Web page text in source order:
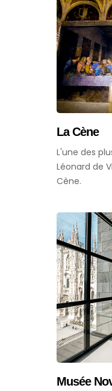
La Cène
L'une des
Léonard de
Cène.
Musée